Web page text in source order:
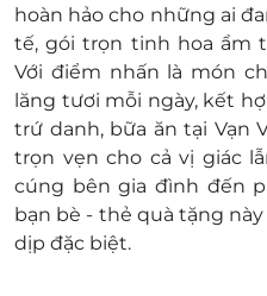
hoàn hảo cho những ai
tế, gói trọn tinh hoa ẩm
Với điểm nhấn là món
lăng tươi mỗi ngày, kết
trứ danh, bữa ăn tại Vạn
trọn vẹn cho cả vị giác
cúng bên gia đình đến
bạn bè - thẻ quà tặng
dịp đặc biệt.